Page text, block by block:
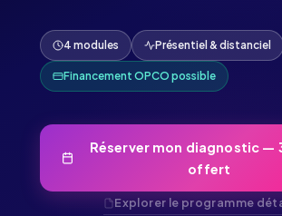
4 modules Présentiel & distanciel
Financement OPCO possible
Réserver mon diagnostic —
offert
Explorer le programme